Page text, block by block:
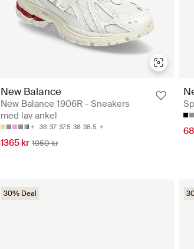
New Balance
New Balance 1906R - Sneakers
med lav ankel
36 37 37.5 38 38.5
1365 kr 1950 kr
30% Deal